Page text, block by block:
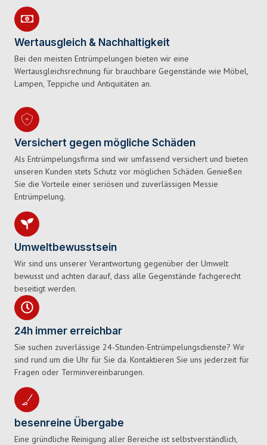
Wertausgleich & Nachhaltigkeit
Bei den meisten Entrümpelungen bieten wir eine
Wertausgleichsrechnung für brauchbare Gegenstände wie Möbel,
Lampen, Teppiche und Antiquitäten an.
Versichert gegen mögliche Schäden
Als Entrümpelungsfirma sind wir umfassend versichert und bieten
unseren Kunden stets Schutz vor möglichen Schäden. Genießen
Sie die Vorteile einer seriösen und zuverlässigen Messie
Entrümpelung.
Umweltbewusstsein
Wir sind uns unserer Verantwortung gegenüber der Umwelt
bewusst und achten darauf, dass alle Gegenstände fachgerecht
beseitigt werden.
24h immer erreichbar
Sie suchen zuverlässige 24-Stunden-Entrümpelungsdienste? Wir
sind rund um die Uhr für Sie da. Kontaktieren Sie uns jederzeit für
Fragen oder Terminvereinbarungen.
besenreine Übergabe
Eine gründliche Reinigung aller Bereiche ist selbstverständlich,